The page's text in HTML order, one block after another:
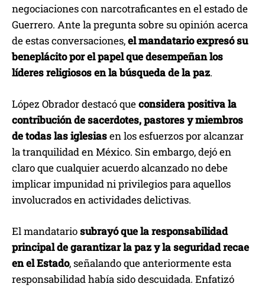
negociaciones con narcotraficantes en el estado de
Guerrero. Ante la pregunta sobre su opinión acerca
de estas conversaciones,el mandatario expresó su
beneplácito por el papel que desempeñan los
líderes religiosos en la búsqueda de la paz.
López Obrador destacó queconsidera positiva la
contribución de sacerdotes, pastores y miembros
de todas las iglesiasen los esfuerzos por alcanzar
la tranquilidad en México. Sin embargo, dejó en
claro que cualquier acuerdo alcanzado no debe
implicar impunidad ni privilegios para aquellos
involucrados en actividades delictivas.
El mandatariosubrayó que la responsabilidad
principal de garantizar la paz y la seguridad recae
en el Estado, señalando que anteriormente esta
responsabilidad había sido descuidada. Enfatizó